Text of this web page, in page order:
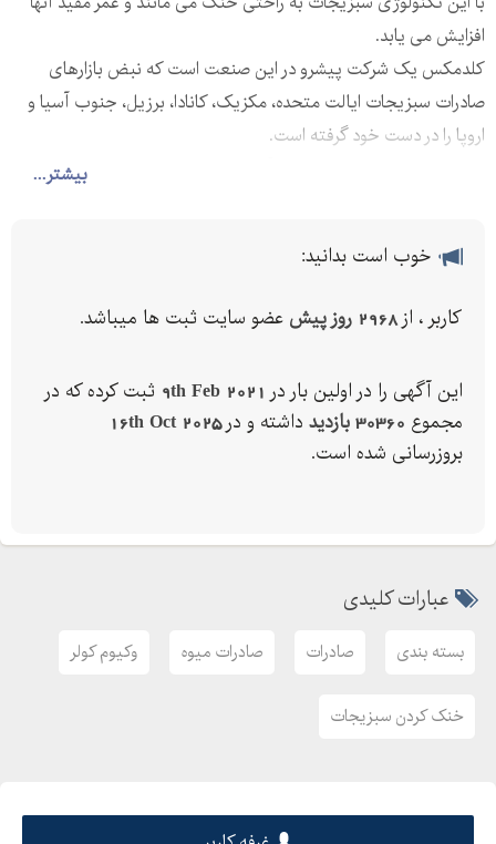
بیشتر...
افزایش می یابد.
کلدمکس یک شرکت پیشرو در این صنعت است که نبض بازارهای
صادرات سبزیجات ایالت متحده، مکزیک، کانادا، برزیل، جنوب آسیا و
اروپا را در دست خود گرفته است.
هم اینک شرکت برنطین تجهیز آریا نماینده ی انحصاری شرکت
ارائه نماید.خوب است بدانید:
کاربر ، از2968 روز پیش عضو سایت ثبت ها میباشد.
این آگهی را در اولین بار در 9th Feb 2021 ثبت کرده که در
مجموع 30360 بازدید داشته و در16th Oct 2025
بروزرسانی شده است.
عبارات کلیدی
بسته بندی صادرات صادرات میوه وکیوم کولر
خنک کردن سبزیجات